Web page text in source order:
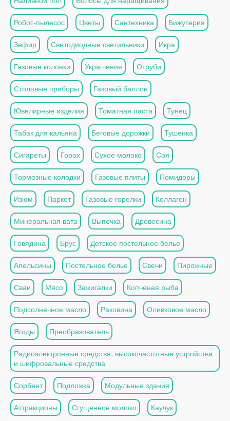
Робот-пылесос Цветы Сантехника Бижутерия
Зефир Светодиодные светильники Икра
Газовые колонки Украшения Отруби
Столовые приборы Газовый баллон
Ювелирные изделия Томатная паста Тунец
Табак для кальяна Беговые дорожки Тушенка
Сигареты Горох Сухое молоко Соя
Тормозные колодки Газовые плиты Помидоры
Изюм Паркет Газовые горелки Коллаген
Минеральная вата Выпечка Древесина
Говядина Брус Детское постельное белье
Апельсины Постельное белье Свечи Пирожные
Сваи Мясо Зажигалки Копченая рыба
Подсолнечное масло Раковина Оливковое масло
Ягоды Преобразователь
Радиоэлектронные средства, высокочастотные устройства
и шифровальные средства
Сорбент Подложка Модульные здания
Аттракционы Сгущенное молоко Каучук